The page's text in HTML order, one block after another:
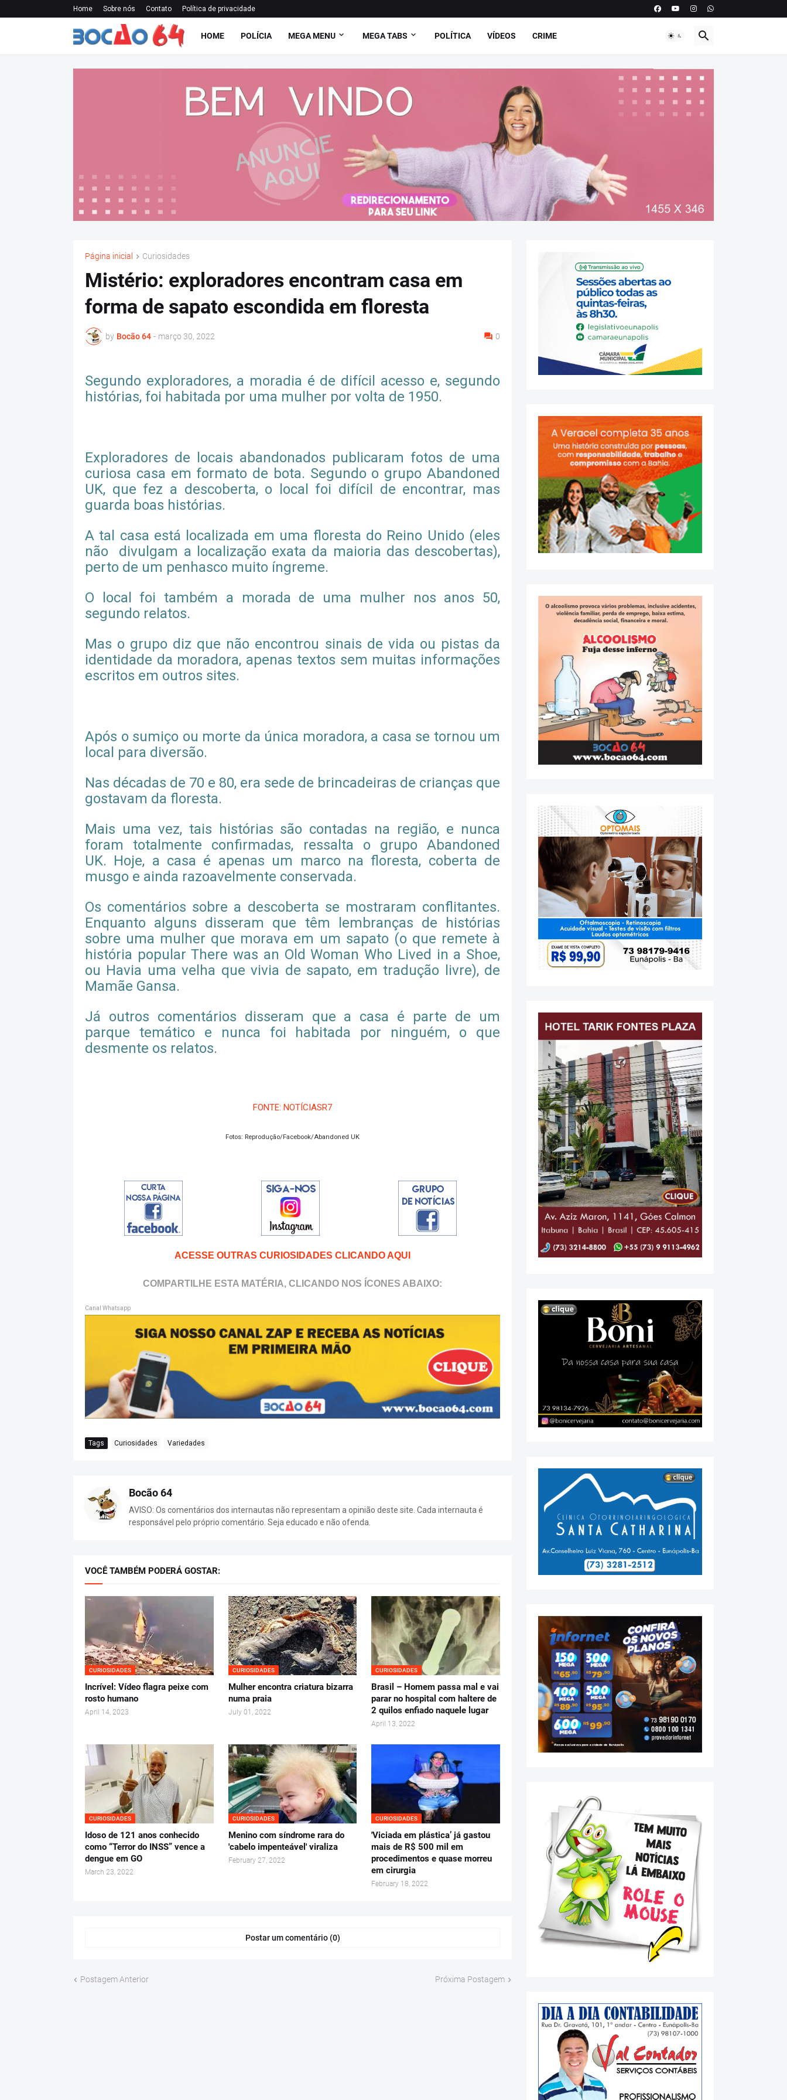
Home Sobre nós Contato Política de privacidade
HOME POLÍCIA MEGA MENU MEGA TABS POLÍTICA VÍDEOS CRIME
Página inicial Curiosidades
Mistério: exploradores encontram casa em
forma de sapato escondida em floresta
by Bocão 64 - março 30, 2022 0
Segundo exploradores, a moradia é de difícil acesso e, segundo
histórias, foi habitada por uma mulher por volta de 1950.
Exploradores de locais abandonados publicaram fotos de uma
curiosa casa em formato de bota. Segundo o grupo Abandoned
UK, que fez a descoberta, o local foi difícil de encontrar, mas
guarda boas histórias.
A tal casa está localizada em uma floresta do Reino Unido (eles
não divulgam a localização exata da maioria das descobertas),
perto de um penhasco muito íngreme.
O local foi também a morada de uma mulher nos anos 50,
segundo relatos.
Mas o grupo diz que não encontrou sinais de vida ou pistas da
identidade da moradora, apenas textos sem muitas informações
escritos em outros sites.
Após o sumiço ou morte da única moradora, a casa se tornou um
local para diversão.
Nas décadas de 70 e 80, era sede de brincadeiras de crianças que
gostavam da floresta.
Mais uma vez, tais histórias são contadas na região, e nunca
foram totalmente confirmadas, ressalta o grupo Abandoned
UK. Hoje, a casa é apenas um marco na floresta, coberta de
musgo e ainda razoavelmente conservada.
Os comentários sobre a descoberta se mostraram conflitantes.
Enquanto alguns disseram que têm lembranças de histórias
sobre uma mulher que morava em um sapato (o que remete à
história popular There was an Old Woman Who Lived in a Shoe,
ou Havia uma velha que vivia de sapato, em tradução livre), de
Mamãe Gansa.
Já outros comentários disseram que a casa é parte de um
parque temático e nunca foi habitada por ninguém, o que
desmente os relatos.
FONTE: NOTÍCIASR7
Fotos: Reprodução/Facebook/Abandoned UK
ACESSE OUTRAS CURIOSIDADES CLICANDO AQUI
COMPARTILHE ESTA MATÉRIA, CLICANDO NOS ÍCONES ABAIXO:
Canal Whatsapp
Tags Curiosidades Variedades
Bocão 64
AVISO: Os comentários dos internautas não representam a opinião deste site. Cada internauta é
responsável pelo próprio comentário. Seja educado e não ofenda.
VOCÊ TAMBÉM PODERÁ GOSTAR:
CURIOSIDADES
Incrível: Vídeo flagra peixe com
rosto humano
April 14, 2023
CURIOSIDADES
Mulher encontra criatura bizarra
numa praia
July 01, 2022
CURIOSIDADES
Brasil – Homem passa mal e vai
parar no hospital com haltere de
2 quilos enfiado naquele lugar
April 13, 2022
CURIOSIDADES
Idoso de 121 anos conhecido
como “Terror do INSS” vence a
dengue em GO
March 23, 2022
CURIOSIDADES
Menino com síndrome rara do
'cabelo impenteável' viraliza
February 27, 2022
CURIOSIDADES
'Viciada em plástica’ já gastou
mais de R$ 500 mil em
procedimentos e quase morreu
em cirurgia
February 18, 2022
Postar um comentário (0)
Postagem Anterior Próxima Postagem